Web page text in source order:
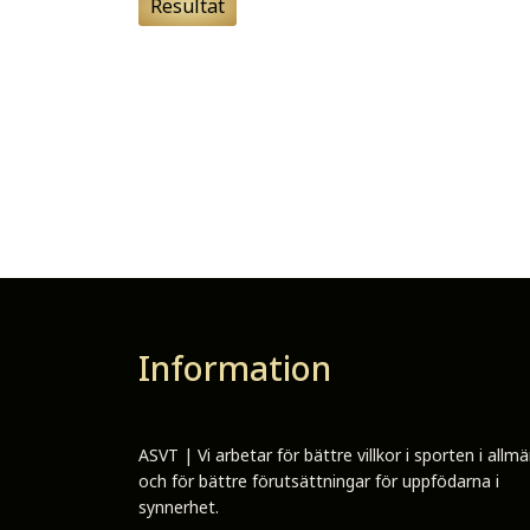
Resultat
Information
ASVT | Vi arbetar för bättre villkor i sporten i
och för bättre förutsättningar för uppfödarna i
synnerhet.